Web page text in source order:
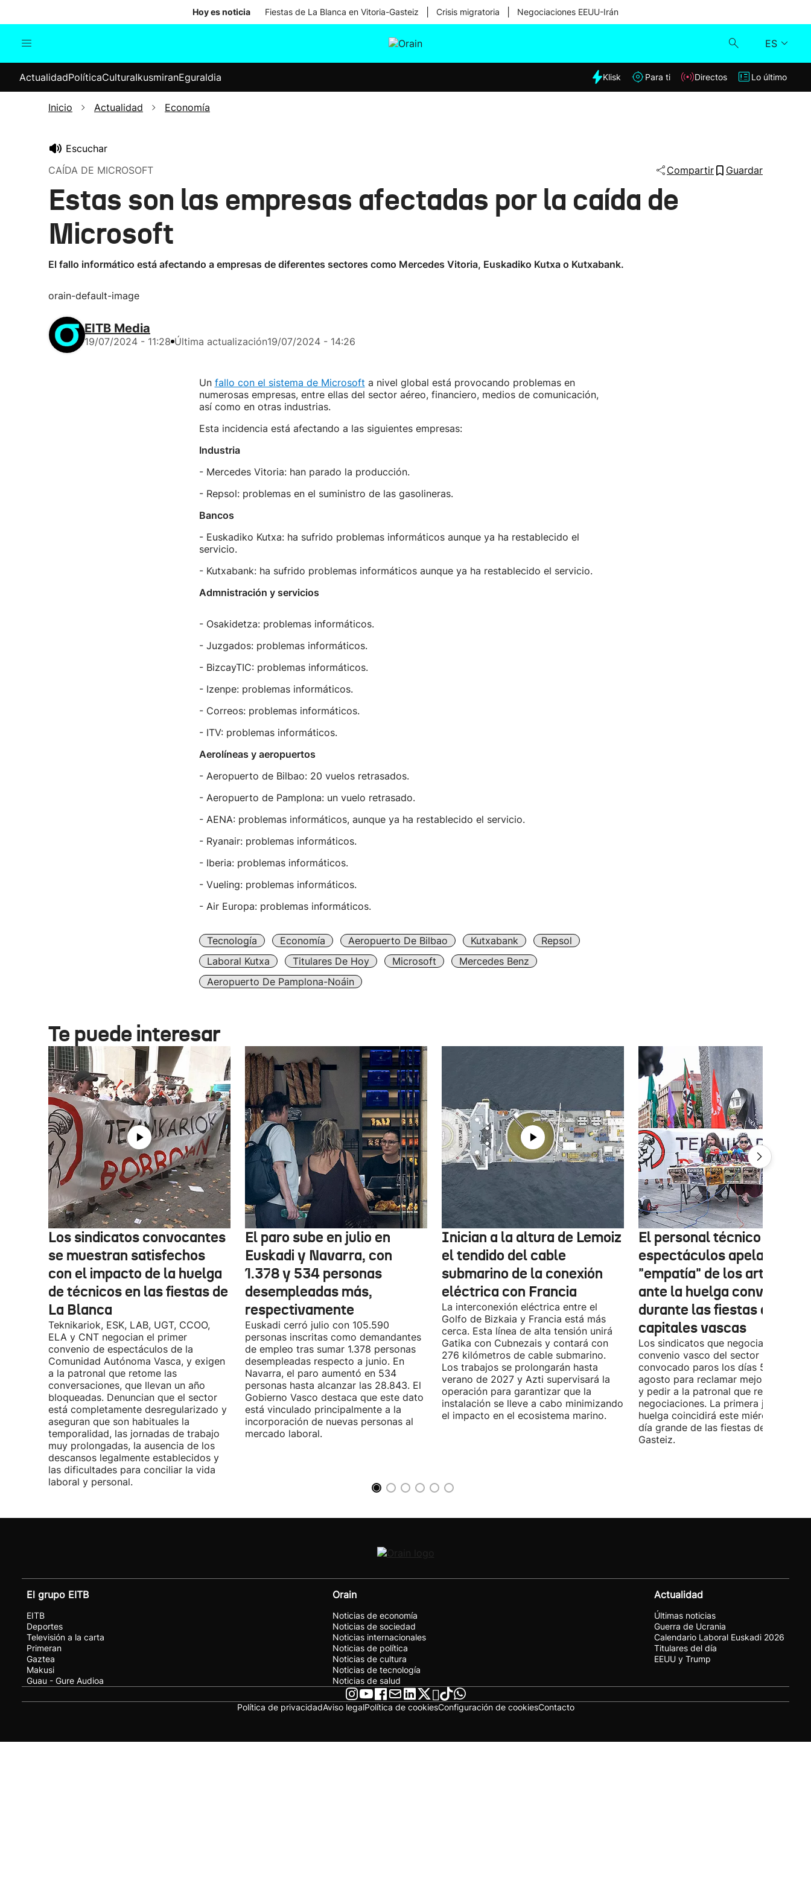
Hoy es noticia Fiestas de La Blanca en Vitoria-Gasteiz Crisis migratoria Negociaciones EEUU-Irán
ES
Internacional
Elecciones
Klisk
ActualidadPolíticaCulturaIkusmiranEguraldia Klisk Para ti Directos Lo último
Inicio Actualidad Economía
Escuchar
CAÍDA DE MICROSOFT
Compartir Guardar
Estas son las empresas afectadas por la caída de
Microsoft
El fallo informático está afectando a empresas de diferentes sectores como Mercedes Vitoria, Euskadiko Kutxa o Kutxabank.
orain-default-image
EITB Media
19/07/2024 - 11:28 Última actualización19/07/2024 - 14:26
Un fallo con el sistema de Microsoft a nivel global está provocando problemas en
numerosas empresas, entre ellas del sector aéreo, financiero, medios de comunicación,
así como en otras industrias.
Esta incidencia está afectando a las siguientes empresas:
Industria
- Mercedes Vitoria: han parado la producción.
- Repsol: problemas en el suministro de las gasolineras.
Bancos
- Euskadiko Kutxa: ha sufrido problemas informáticos aunque ya ha restablecido el
servicio.
- Kutxabank: ha sufrido problemas informáticos aunque ya ha restablecido el servicio.
Admnistración y servicios
- Osakidetza: problemas informáticos.
- Juzgados: problemas informáticos.
- BizcayTIC: problemas informáticos.
- Izenpe: problemas informáticos.
- Correos: problemas informáticos.
- ITV: problemas informáticos.
Aerolíneas y aeropuertos
- Aeropuerto de Bilbao: 20 vuelos retrasados.
- Aeropuerto de Pamplona: un vuelo retrasado.
- AENA: problemas informáticos, aunque ya ha restablecido el servicio.
- Ryanair: problemas informáticos.
- Iberia: problemas informáticos.
- Vueling: problemas informáticos.
- Air Europa: problemas informáticos.
Tecnología Economía Aeropuerto De Bilbao Kutxabank
Repsol
Laboral Kutxa
Titulares De Hoy Microsoft
Mercedes Benz
Aeropuerto De Pamplona-Noáin
Te puede interesar
Los sindicatos convocantes
se muestran satisfechos
con el impacto de la huelga
de técnicos en las fiestas de
La Blanca
Teknikariok, ESK, LAB, UGT, CCOO,
ELA y CNT negocian el primer
convenio de espectáculos de la
Comunidad Autónoma Vasca, y exigen
a la patronal que retome las
conversaciones, que llevan un año
bloqueadas. Denuncian que el sector
está completamente desregularizado y
aseguran que son habituales la
temporalidad, las jornadas de trabajo
muy prolongadas, la ausencia de los
descansos legalmente establecidos y
las dificultades para conciliar la vida
laboral y personal.
El paro sube en julio en
Euskadi y Navarra, con
1.378 y 534 personas
desempleadas más,
respectivamente
Euskadi cerró julio con 105.590
personas inscritas como demandantes
de empleo tras sumar 1.378 personas
desempleadas respecto a junio. En
Navarra, el paro aumentó en 534
personas hasta alcanzar las 28.843. El
Gobierno Vasco destaca que este dato
está vinculado principalmente a la
incorporación de nuevas personas al
mercado laboral.
Inician a la altura de Lemoiz
el tendido del cable
submarino de la conexión
eléctrica con Francia
La interconexión eléctrica entre el
Golfo de Bizkaia y Francia está más
cerca. Esta línea de alta tensión unirá
Gatika con Cubnezais y contará con
276 kilómetros de cable submarino.
Los trabajos se prolongarán hasta
verano de 2027 y Azti supervisará la
operación para garantizar que la
instalación se lleve a cabo minimizando
el impacto en el ecosistema marino.
El personal técnico de
espectáculos apela a la
"empatía" de los artistas
ante la huelga convocada
durante las fiestas de las
capitales vascas
Los sindicatos que negocian el
convenio vasco del sector han
convocado paros los días 5, 14 y 26
agosto para reclamar mejoras
y pedir a la patronal que retome las
negociaciones. La primera jornada de
huelga coincidirá este miércoles con
día grande de las fiestas de Vitoria-
Gasteiz.
El grupo EITB
EITB
Deportes
Televisión a la carta
Primeran
Gaztea
Makusi
Guau - Gure Audioa
Orain
Noticias de economía
Noticias de sociedad
Noticias internacionales
Noticias de política
Noticias de cultura
Noticias de tecnología
Noticias de salud
Actualidad
Últimas noticias
Guerra de Ucrania
Calendario Laboral Euskadi 2026
Titulares del día
EEUU y Trump
Política de privacidadAviso legalPolítica de cookiesConfiguración de cookiesContacto